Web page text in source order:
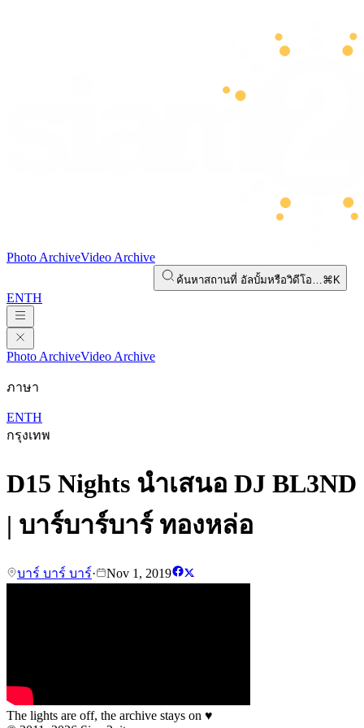
Photo ArchiveVideo Archive
ค้นหาสถานที่ อัลบั้มหรือวิดีโอ…⌘K
ENTH
Photo ArchiveVideo Archive
ภาษา
ENTH
กรุงเทพ
D15 Nights นำเสนอ DJ BL3ND
| บาร์บาร์บาร์ ทองหล่อ
บาร์ บาร์ บาร์· Nov 1, 2019
The lights are off, the archive stays on ♥